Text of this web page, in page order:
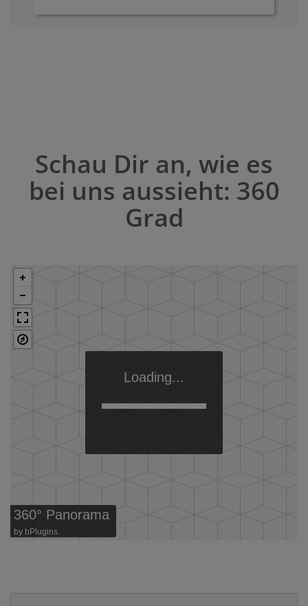
Schau Dir an, wie es
bei uns aussieht: 360
Grad
360° Panorama
by bPlugins
Loading...